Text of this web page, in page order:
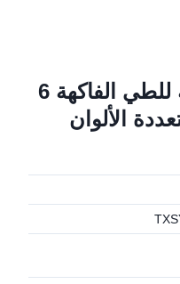
5 لتر سلة تخزين قابلة للطي الفاكهة 6
الألوان